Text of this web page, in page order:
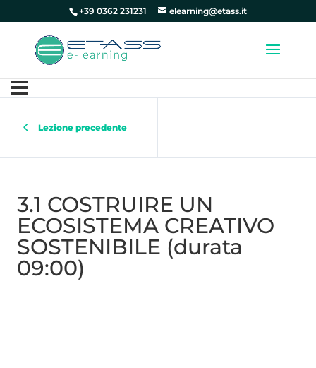
+39 0362 231231 elearning@etass.it
Lezione precedente
3.1 COSTRUIRE UN
ECOSISTEMA CREATIVO
SOSTENIBILE (durata
09:00)